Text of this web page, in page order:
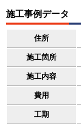
施工事例データ
住所
施工箇所
施工内容
費用
工期